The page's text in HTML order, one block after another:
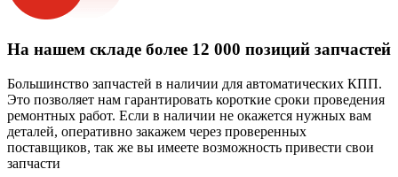
На нашем складе более 12 000 позиций запчастей
Большинство запчастей в наличии для автоматических КПП.
Это позволяет нам гарантировать короткие сроки проведения
ремонтных работ. Если в наличии не окажется нужных вам
деталей, оперативно закажем через проверенных
поставщиков, так же вы имеете возможность привести свои
запчасти